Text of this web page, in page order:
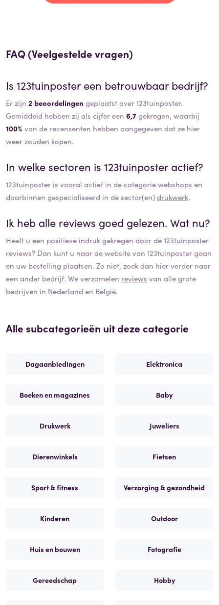
FAQ (Veelgestelde vragen)
Is 123tuinpostereen betrouwbaar bedrijf?
Er zijn 2 beoordelingen geplaatst over 123tuinposter.
Gemiddeld hebben zij als cijfer een 6,7gekregen, waarbij
100% van de recensenten hebben aangegeven dat ze hier
weer zouden kopen.
In welke sectoren is 123tuinposteractief?
123tuinposter is vooral actief in de categoriewebshops en
daarbinnen gespecialiseerd in de sector(en)drukwerk.
Ik heb alle reviews goed gelezen. Wat nu?
Heeft u een positieve indruk gekregen door de123tuinposter
reviews? Dan kunt u naar de website van 123tuinpostergaan
en uw bestelling plaatsen. Zo niet, zoek dan hier verder naar
een ander bedrijf. We verzamelen reviews van alle grote
bedrijven in Nederland en België.
Alle subcategorieën uit deze categorie
Dagaanbiedingen Elektronica
Boeken en magazines Baby
Drukwerk Juweliers
Dierenwinkels Fietsen
Sport & fitness Verzorging & gezondheid
Kinderen Outdoor
Huis en bouwen Fotografie
Gereedschap Hobby